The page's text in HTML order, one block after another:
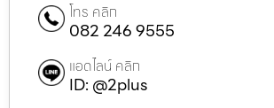
โทร คลิก
082 246 9555
แอดไลน์ คลิก
ID: @2plus